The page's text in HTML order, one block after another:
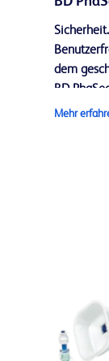
dem
BD
Mehr